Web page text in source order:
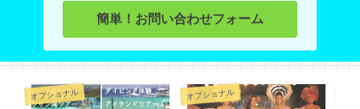
簡単！お問い合わせフォーム
オプショナル オプショナル